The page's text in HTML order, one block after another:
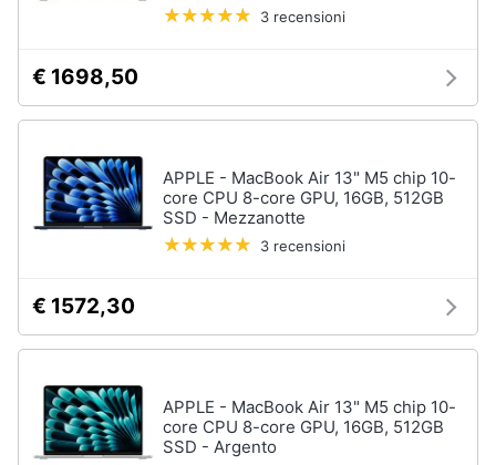
3 recensioni
€ 1698,50
APPLE - MacBook Air 13" M5 chip 10-
core CPU 8-core GPU, 16GB, 512GB
SSD - Mezzanotte
3 recensioni
€ 1572,30
APPLE - MacBook Air 13" M5 chip 10-
core CPU 8-core GPU, 16GB, 512GB
SSD - Argento